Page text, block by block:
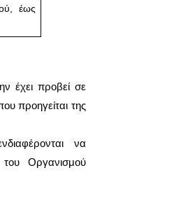
έως
έχει προβεί σε
προηγείται της
να
Οργανισμού